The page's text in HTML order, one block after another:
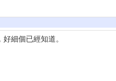
細個已經知道。